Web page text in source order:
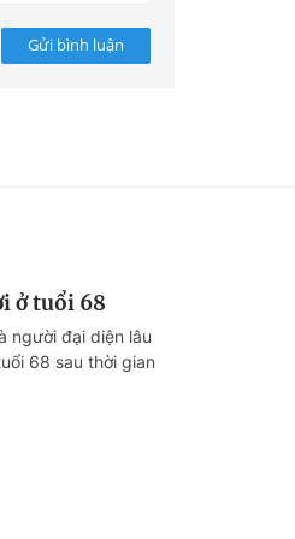
Gửi bình luận
ở tuổi 68
người đại diện lâu
68 sau thời gian